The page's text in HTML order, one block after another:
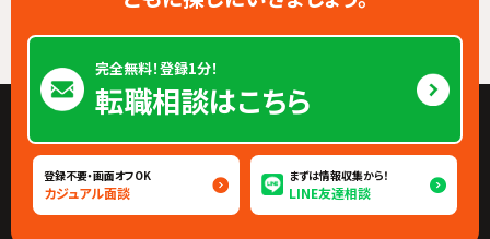
完全無料！登録1分！
転職相談はこちら
登録不要・画面オフOK
カジュアル面談
まずは情報収集から！
LINE友達相談